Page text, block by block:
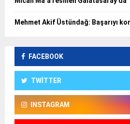
Mehmet Akif Üstündağ: Başarıyı
FACEBOOK
TWITTER
INSTAGRAM